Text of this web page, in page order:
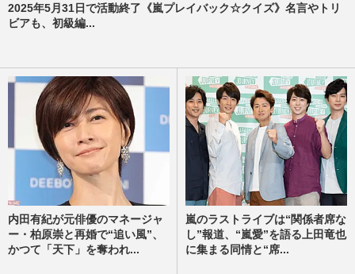
2025年5月31日で活動終了《嵐プレイバック☆クイズ》名言やトリ
ビアも、初級編...
内田有紀が元俳優のマネージャ
ー・柏原崇と再婚で“追い風”、
かつて「天下」を奪われ...
嵐のラストライブは“関係者席な
し”報道、“嵐愛”を語る上田竜也
に集まる同情と“席...